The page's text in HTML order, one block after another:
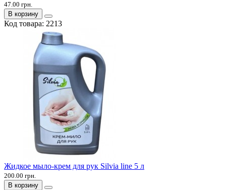
47.00 грн.
В корзину
Код товара: 2213
Жидкое мыло-крем для рук Silvia line 5 л
200.00 грн.
В корзину